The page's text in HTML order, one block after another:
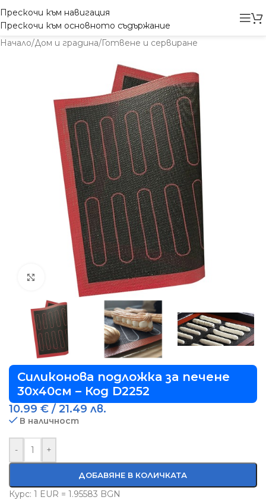
Прескочи към навигация
Прескочи към основното съдържание
Начало/Дом и градина/Готвене и сервиране
Виж повече
Силиконова подложка за печене
30х40см – Код D2252
10.99 € / 21.49 лв.
В наличност
- +
ДОБАВЯНЕ В КОЛИЧКАТА
Курс: 1 EUR = 1.95583 BGN